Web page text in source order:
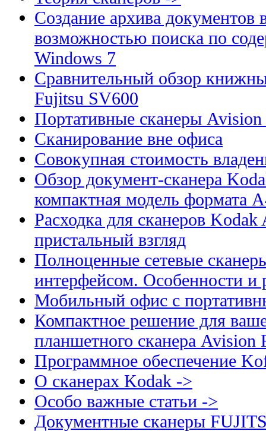
Создание архива документов
возможностью поиска по
Windows 7
Сравнительный обзор
Fujitsu SV600
Портативные сканеры Avision
Сканирование вне офиса
Совокупная стоимость
Обзор документ-сканера
компактная модель формата
Расходка для сканеров
пристальный взгляд
Полноценные сетевые
интерфейсом. Особенности и
Мобильный офис с
Компактное решение для
планшетного сканера Avision
Программное обеспечение
О сканерах Kodak ->
Особо важные статьи ->
Документные сканеры